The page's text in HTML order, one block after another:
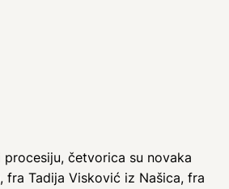
četvorica su novaka
Tadija Visković iz Našica, fra